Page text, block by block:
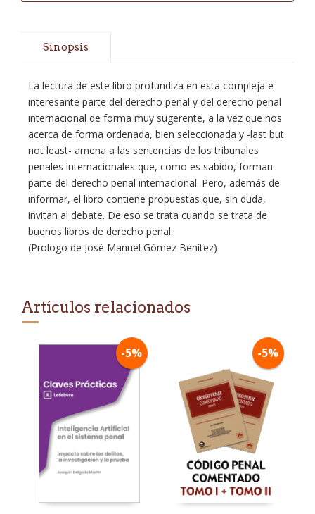
Sinopsis
La lectura de este libro profundiza en esta compleja e
interesante parte del derecho penal y del derecho penal
internacional de forma muy sugerente, a la vez que nos
acerca de forma ordenada, bien seleccionada y -last but
not least- amena a las sentencias de los tribunales
penales internacionales que, como es sabido, forman
parte del derecho penal internacional. Pero, además de
informar, el libro contiene propuestas que, sin duda,
invitan al debate. De eso se trata cuando se trata de
buenos libros de derecho penal.
(Prologo de José Manuel Gómez Benítez)
Artículos relacionados
-5% -5%